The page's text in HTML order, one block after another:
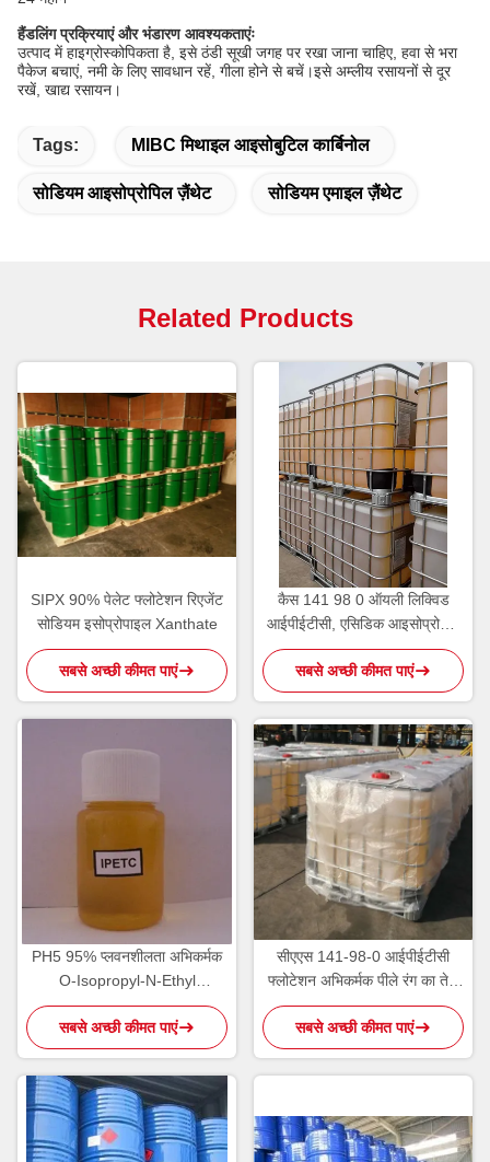
हैंडलिंग प्रक्रियाएं और भंडारण आवश्यकताएंः
उत्पाद में हाइग्रोस्कोपिकता है, इसे ठंडी सूखी जगह पर रखा जाना चाहिए, हवा से भरा
पैकेज बचाएं, नमी के लिए सावधान रहें, गीला होने से बचें।इसे अम्लीय रसायनों से दूर
रखें, खाद्य रसायन।
Tags: MIBC मिथाइल आइसोबुटिल कार्बिनोल
सोडियम आइसोप्रोपिल ज़ैंथेट सोडियम एमाइल ज़ैंथेट
Related Products
SIPX 90% पेलेट फ्लोटेशन रिएजेंट
सोडियम इसोप्रोपाइल Xanthate
सबसे अच्छी कीमत पाएं
कैस 141 98 0 ऑयली लिक्विड
आईपीईटीसी, एसिडिक आइसोप्रोपिल
एथिल थियोनोकार्बामेट
सबसे अच्छी कीमत पाएं
PH5 95% प्लवनशीलता अभिकर्मक
O-Isopropyl-N-Ethyl
थियोनोकार्बामेट IPETC AERO
3894
सबसे अच्छी कीमत पाएं
सीएएस 141-98-0 आईपीईटीसी
फ्लोटेशन अभिकर्मक पीले रंग का तेल
तरल Oil
सबसे अच्छी कीमत पाएं